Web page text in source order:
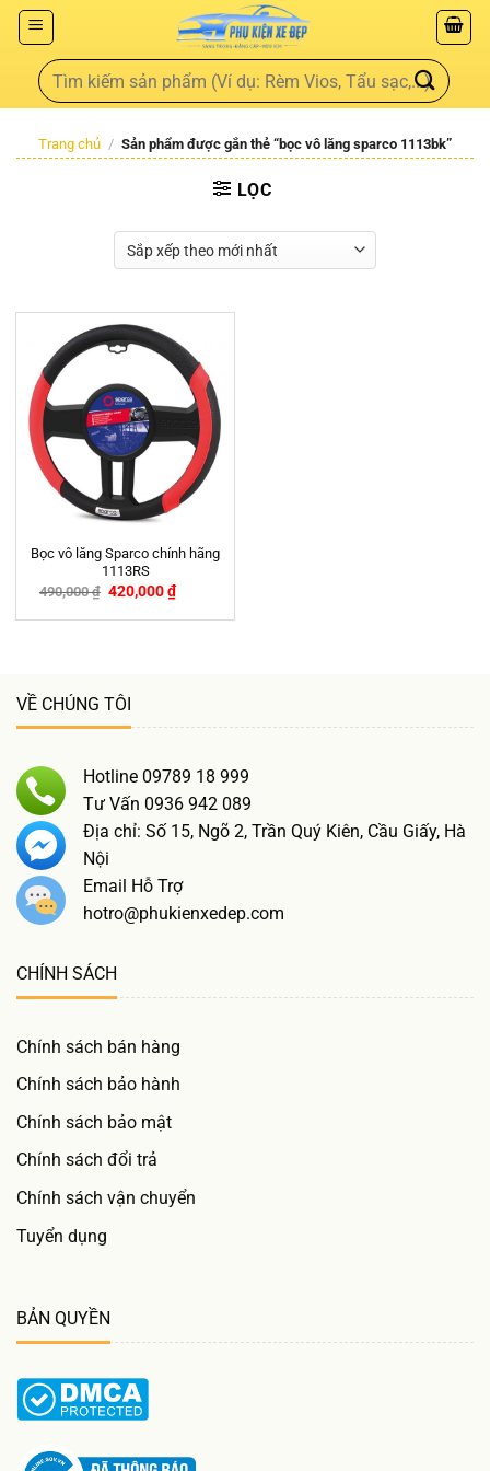
Trang chủ / Sản phẩm được gắn thẻ “bọc vô lăng sparco 1113bk”
LỌC
Bọc vô lăng Sparco chính hãng
1113RS
490,000₫ 420,000₫
VỀ CHÚNG TÔI
Hotline 09789 18 999
Tư Vấn 0936 942 089
Địa chỉ: Số 15, Ngõ 2, Trần Quý Kiên, Cầu Giấy, Hà
Nội
Email Hỗ Trợ
hotro@phukienxedep.com
CHÍNH SÁCH
Chính sách bán hàng
Chính sách bảo hành
Chính sách bảo mật
Chính sách đổi trả
Chính sách vận chuyển
Tuyển dụng
BẢN QUYỀN